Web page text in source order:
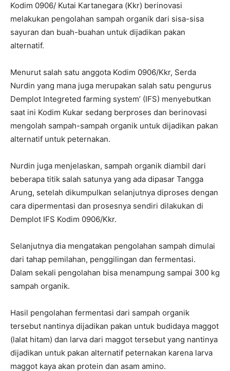
Kodim 0906/ Kutai Kartanegara (Kkr) berinovasi
melakukan pengolahan sampah organik dari sisa-sisa
sayuran dan buah-buahan untuk dijadikan pakan
alternatif.
Menurut salah satu anggota Kodim 0906/Kkr, Serda
Nurdin yang mana juga merupakan salah satu pengurus
Demplot Integreted farming system’ (IFS) menyebutkan
saat ini Kodim Kukar sedang berproses dan berinovasi
mengolah sampah-sampah organik untuk dijadikan pakan
alternatif untuk peternakan.
Nurdin juga menjelaskan, sampah organik diambil dari
beberapa titik salah satunya yang ada dipasar Tangga
Arung, setelah dikumpulkan selanjutnya diproses dengan
cara dipermentasi dan prosesnya sendiri dilakukan di
Demplot IFS Kodim 0906/Kkr.
Selanjutnya dia mengatakan pengolahan sampah dimulai
dari tahap pemilahan, penggilingan dan fermentasi.
Dalam sekali pengolahan bisa menampung sampai 300 kg
sampah organik.
Hasil pengolahan fermentasi dari sampah organik
tersebut nantinya dijadikan pakan untuk budidaya maggot
(lalat hitam) dan larva dari maggot tersebut yang nantinya
dijadikan untuk pakan alternatif peternakan karena larva
maggot kaya akan protein dan asam amino.